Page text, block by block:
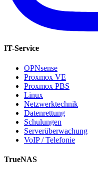
IT-Service
OPNsense
Proxmox VE
Proxmox PBS
Linux
Netzwerktechnik
Datenrettung
Schulungen
Serverüberwachung
VoIP / Telefonie
TrueNAS